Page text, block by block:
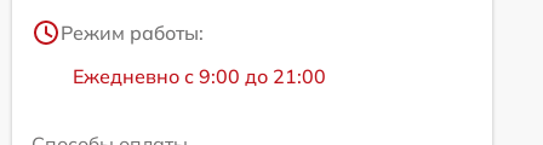
Режим работы:
Ежедневно с 9:00 до 21:00